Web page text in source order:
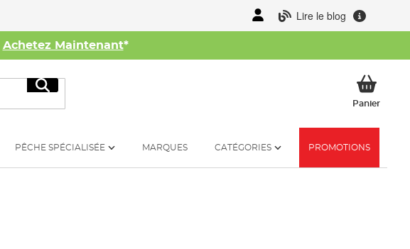
Lire le blog
Achetez Maintenant*
Rechercher
PanierMon
PÊCHE SPÉCIALISÉE MARQUES CATÉGORIES PROMOTIONS